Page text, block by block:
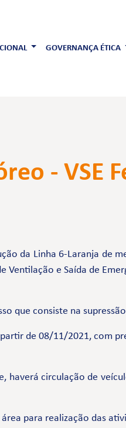
GOVERNANÇA ÉTICA
- VSE
da Linha 6-Laranja de
e Saída de
que consiste na
de 08/11/2021, com
haverá circulação de
para realização das